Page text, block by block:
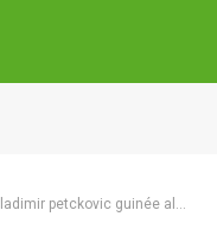
petckovic guinée algerie"